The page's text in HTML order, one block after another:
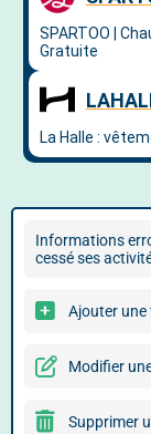
Informations
cessé ses
Ajouter une
Modifier
Supprimer